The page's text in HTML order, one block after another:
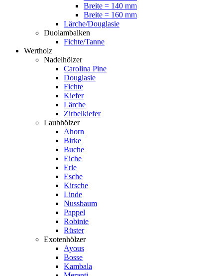
Breite = 140 mm
Breite = 160 mm
Lärche/Douglasie
Duolambalken
Fichte/Tanne
Wertholz
Nadelhölzer
Carolina Pine
Douglasie
Fichte
Kiefer
Lärche
Zirbelkiefer
Laubhölzer
Ahorn
Birke
Buche
Eiche
Erle
Esche
Kirsche
Linde
Nussbaum
Pappel
Robinie
Rüster
Exotenhölzer
Ayous
Bosse
Kambala